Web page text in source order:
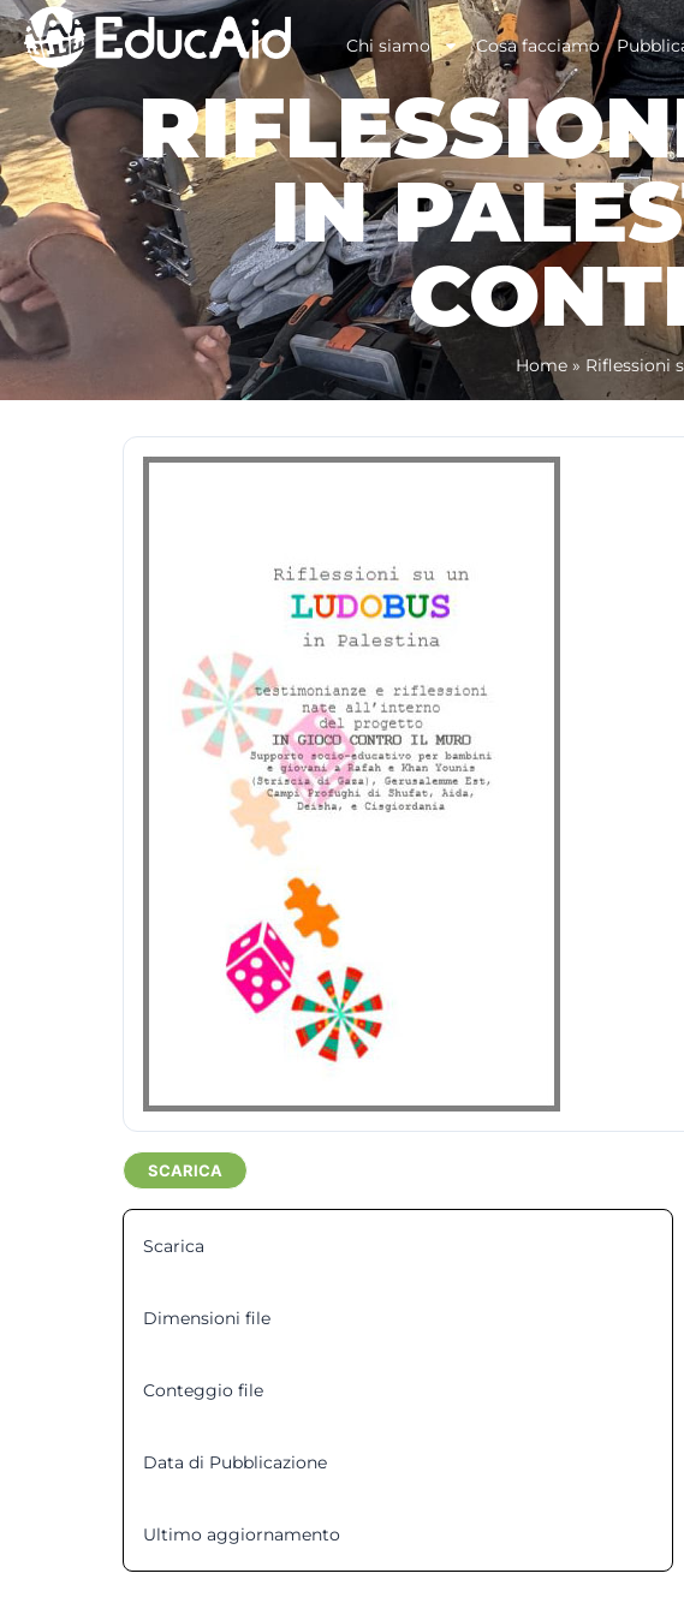
Chi siamo Cosa facciamo
IN
Home» Riflessioni
SCARICA
Scarica
Dimensioni file
Conteggio file
Data di Pubblicazione
Ultimo aggiornamento